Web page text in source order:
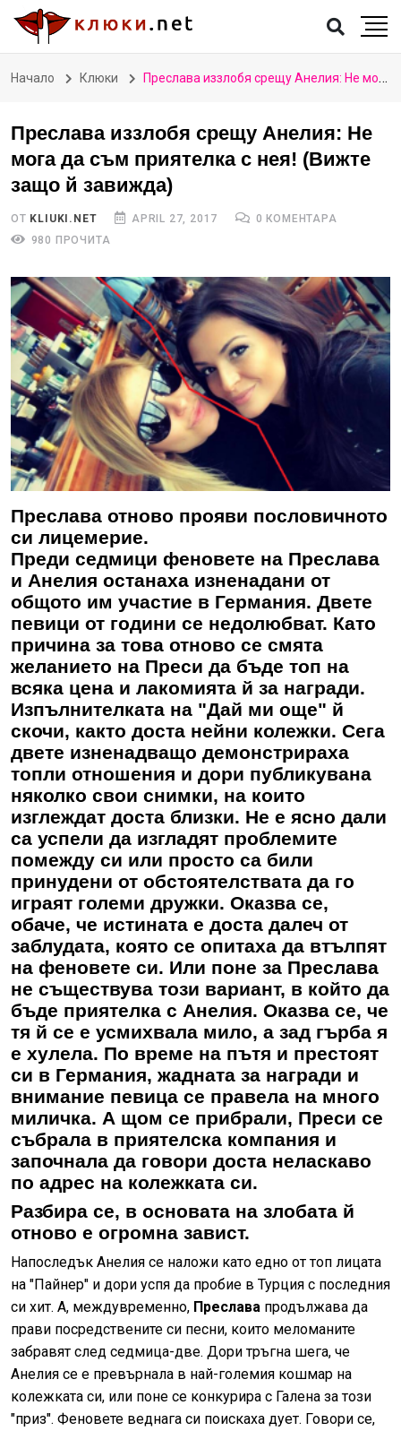
Начало Клюки Преслава иззлобя срещу Анелия: Не мога да съм приятелка с нея! (Вижте защо й завижда)
Преслава иззлобя срещу Анелия: Не
мога да съм приятелка с нея! (Вижте
защо й завижда)
ОТ KLIUKI.NET APRIL 27, 2017
0 КОМЕНТАРА
980 ПРОЧИТА
Преслава отново прояви пословичното
си лицемерие.
Преди седмици феновете на Преслава
и Анелия останаха изненадани от
общото им участие в Германия. Двете
певици от години се недолюбват. Като
причина за това отново се смята
желанието на Преси да бъде топ на
всяка цена и лакомията й за награди.
Изпълнителката на "Дай ми още" й
скочи, както доста нейни колежки. Сега
двете изненадващо демонстрираха
топли отношения и дори публикувана
няколко свои снимки, на които
изглеждат доста близки. Не е ясно дали
са успели да изгладят проблемите
помежду си или просто са били
принудени от обстоятелствата да го
играят големи дружки. Оказва се,
обаче, че истината е доста далеч от
заблудата, която се опитаха да втълпят
на феновете си. Или поне за Преслава
не съществува този вариант, в който да
бъде приятелка с Анелия. Оказва се, че
тя й се е усмихвала мило, а зад гърба я
е хулела. По време на пътя и престоят
си в Германия, жадната за награди и
внимание певица се правела на много
миличка. А щом се прибрали, Преси се
събрала в приятелска компания и
започнала да говори доста неласкаво
по адрес на колежката си.
Разбира се, в основата на злобата й
отново е огромна завист.
Напоследък Анелия се наложи като едно от топ лицата
на "Пайнер" и дори успя да пробие в Турция с последния
си хит. А, междувременно, Преслава продължава да
прави посредствените си песни, които меломаните
забравят след седмица-две. Дори тръгна шега, че
Анелия се е превърнала в най-големия кошмар на
колежката си, или поне се конкурира с Галена за този
"приз". Феновете веднага си поискаха дует. Говори се,